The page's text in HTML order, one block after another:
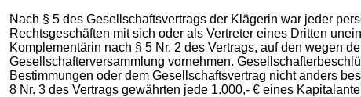
Nach § 5 des Gesellschaftsvertrags der Klägerin war jeder
Rechtsgeschäften mit sich oder als Vertreter eines Dritten
Komplementärin nach § 5 Nr. 2 des Vertrags, auf den wegen
Gesellschafterversammlung vornehmen.
Bestimmungen oder dem Gesellschaftsvertrag nicht anders
8 Nr. 3 des Vertrags gewährten jede 1.000,- € eines